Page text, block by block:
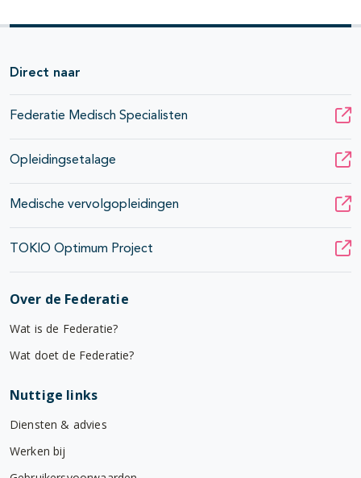
Direct naar
Federatie Medisch Specialisten
Opleidingsetalage
Medische vervolgopleidingen
TOKIO Optimum Project
Over de Federatie
Wat is de Federatie?
Wat doet de Federatie?
Nuttige links
Diensten & advies
Werken bij